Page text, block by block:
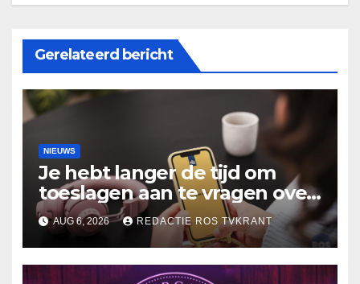
Gerelateerd bericht
NIEUWS
Je hebt langer de tijd om
toeslagen aan te vragen over
2025
AUG 6, 2026 REDACTIE ROS TVKRANT